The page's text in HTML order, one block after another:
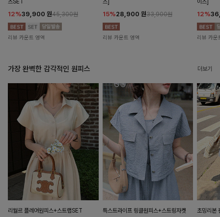
12%39,900 원45,300원
리뷰 카운트 영역
15%28,900 원33,900원
리뷰 카운트 영역
12%
리뷰 카운
가장 완벽한 감각적인 원피스 더보기
리월르 플레어원피스+스트랩SET
특스트라이프 링클원피스+스트링자켓
초밍리본